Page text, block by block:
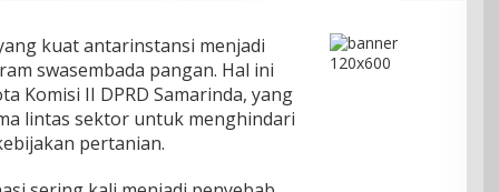
kuat antarinstansi menjadi
swasembada pangan. Hal ini
Komisi II DPRD Samarinda, yang
lintas sektor untuk menghindari
pertanian.